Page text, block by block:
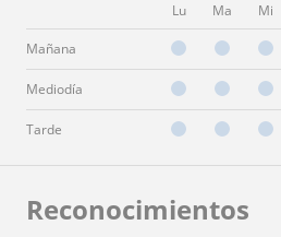
Lu Ma Mi
Mañana
Mediodía
Tarde
Reconocimientos